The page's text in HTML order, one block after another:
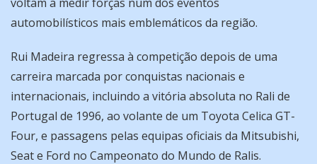
automobilísticos mais emblemáticos da região.
Rui Madeira regressa à competição depois de uma
carreira marcada por conquistas nacionais e
internacionais, incluindo a vitória absoluta no Rali de
Portugal de 1996, ao volante de um Toyota Celica GT-
Four, e passagens pelas equipas oficiais da Mitsubishi,
Seat e Ford no Campeonato do Mundo de Ralis.